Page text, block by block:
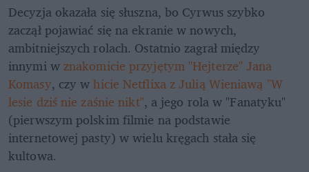
Decyzja okazała się słuszna, bo Cyrwus szybko
zaczął pojawiać się na ekranie w nowych,
ambitniejszych rolach. Ostatnio zagrał między
innymi w znakomicie przyjętym "Hejterze" Jana
Komasy, czy w hicie Netflixa z Julią Wieniawą "W
lesie dziś nie zaśnie nikt", a jego rola w "Fanatyku"
(pierwszym polskim filmie na podstawie
internetowej pasty) w wielu kręgach stała się
kultowa.